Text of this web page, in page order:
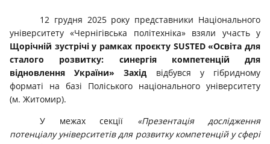
12 грудня 2025 року представники Національного
університету «Чернігівська політехніка» взяли участь у
Щорічній зустрічі у рамках проєкту SUSTED «Освіта для
сталого розвитку: синергія компетенцій для
відновлення України» Захід відбувся у гібридному
форматі на базі Поліського національного університету
(м. Житомир).
У межах секції «Презентація дослідження
потенціалу університетів для розвитку компетенцій у сфері